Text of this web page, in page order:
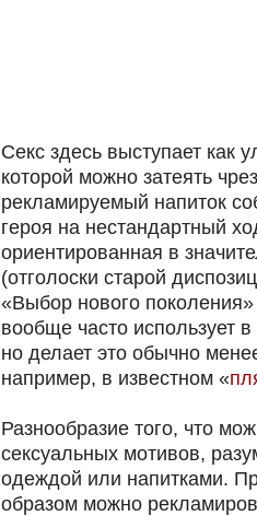
Секс здесь выступает как
которой можно затеять
рекламируемый напиток
героя на нестандартный
ориентированная в
(отголоски старой
«Выбор нового
вообще часто использует
но делает это обычно
например, в известном «
Разнообразие того, что
сексуальных мотивов,
одеждой или напитками.
образом можно